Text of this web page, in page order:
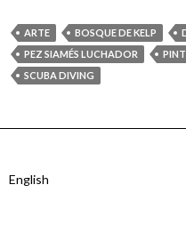
ARTE BOSQUE DE KELP
PEZ SIAMÉS LUCHADOR
SCUBA DIVING
English